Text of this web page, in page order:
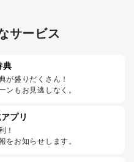
サービス
典
が盛りだくさん！
ンもお見逃しなく。
プリ
！
をお知らせします。